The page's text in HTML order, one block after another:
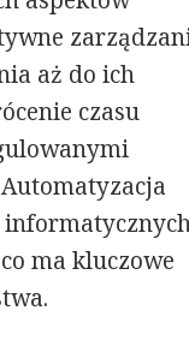
aż do ich
czasu
ma kluczowe